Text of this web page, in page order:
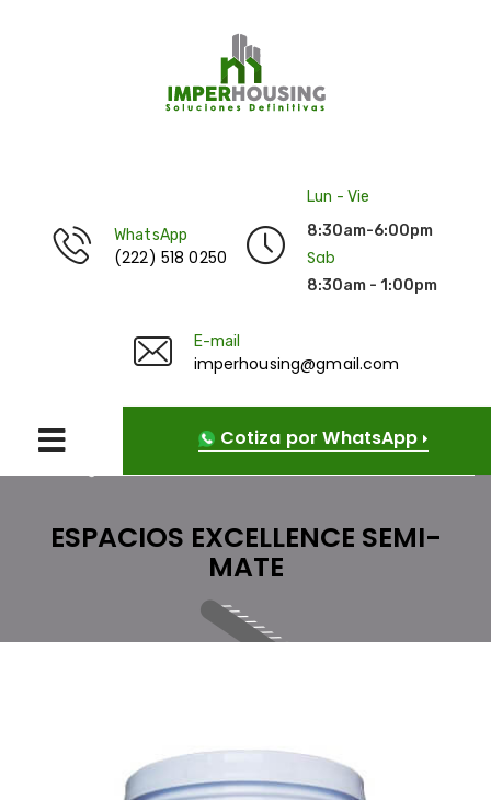
WhatsApp
(222) 518 0250
Lun - Vie
8:30am-6:00pm
Sab
8:30am - 1:00pm
E-mail
imperhousing@gmail.com
Cotiza por WhatsApp
ESPACIOS EXCELLENCE SEMI-
MATE